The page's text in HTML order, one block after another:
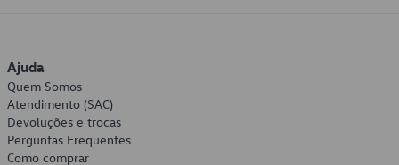
Ajuda
Quem Somos
Atendimento (SAC)
Devoluções e trocas
Perguntas Frequentes
Como comprar